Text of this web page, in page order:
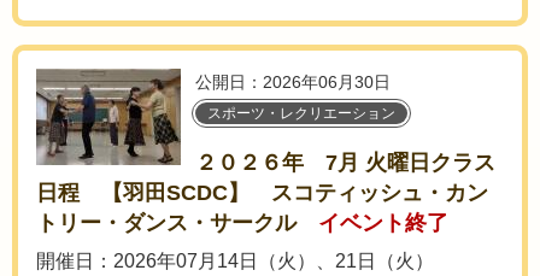
公開日：2026年06月30日
スポーツ・レクリエーション
２０２６年 7月 火曜日クラス
日程 【羽田SCDC】 スコティッシュ・カン
トリー・ダンス・サークル
イベント終了
開催日：2026年07月14日（火）、21日（火）